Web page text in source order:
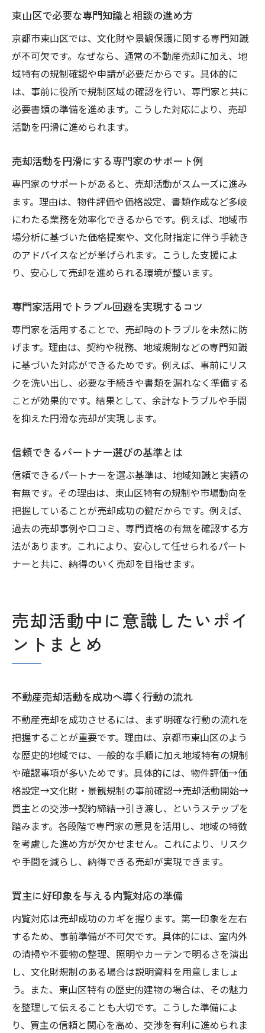
東山区で必要な専門知識と相談の進め方
京都市東山区では、文化財や景観保護に関する専門知識
が不可欠です。なぜなら、通常の不動産売却に加え、地
域特有の規制確認や申請が必要だからです。具体的に
は、事前に役所で規制区域の確認を行い、専門家と共に
必要書類の準備を進めます。こうした対応により、売却
活動を円滑に進められます。
売却活動を円滑にする専門家のサポート例
専門家のサポートがあると、売却活動がスムーズに進み
ます。理由は、物件評価や価格設定、書類作成など多岐
にわたる業務を効率化できるからです。例えば、地域市
場分析に基づいた価格提案や、文化財指定に伴う手続き
のアドバイスなどが挙げられます。こうした支援によ
り、安心して売却を進められる環境が整います。
専門家活用でトラブル回避を実現するコツ
専門家を活用することで、売却時のトラブルを未然に防
げます。理由は、契約や税務、地域規制などの専門知識
に基づいた対応ができるためです。例えば、事前にリス
クを洗い出し、必要な手続きや書類を漏れなく準備する
ことが効果的です。結果として、余計なトラブルや手間
を抑えた円滑な売却が実現します。
信頼できるパートナー選びの基準とは
信頼できるパートナーを選ぶ基準は、地域知識と実績の
有無です。その理由は、東山区特有の規制や市場動向を
把握していることが売却成功の鍵だからです。例えば、
過去の売却事例や口コミ、専門資格の有無を確認する方
法があります。これにより、安心して任せられるパート
ナーと共に、納得のいく売却を目指せます。
売却活動中に意識したいポイ
ントまとめ
不動産売却活動を成功へ導く行動の流れ
不動産売却を成功させるには、まず明確な行動の流れを
把握することが重要です。理由は、京都市東山区のよう
な歴史的地域では、一般的な手順に加え地域特有の規制
や確認事項が多いためです。具体的には、物件評価→価
格設定→文化財・景観規制の事前確認→売却活動開始→
買主との交渉→契約締結→引き渡し、というステップを
踏みます。各段階で専門家の意見を活用し、地域の特徴
を考慮した進め方が欠かせません。これにより、リスク
や手間を減らし、納得できる売却が実現できます。
買主に好印象を与える内覧対応の準備
内覧対応は売却成功のカギを握ります。第一印象を左右
するため、事前準備が不可欠です。具体的には、室内外
の清掃や不要物の整理、照明やカーテンで明るさを演出
し、文化財規制のある場合は説明資料を用意しましょ
う。また、東山区特有の歴史的建物の場合は、その魅力
を整理して伝えることも大切です。こうした準備によ
り、買主の信頼と関心を高め、交渉を有利に進められま